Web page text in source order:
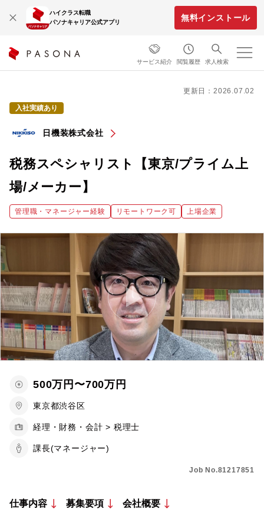
ハイクラス転職
パソナキャリア公式アプリ
無料インストール
サービス紹介 閲覧履歴 求人検索
更新日：2026.07.02
入社実績あり
日機装株式会社
税務スペシャリスト【東京/プライム上
場/メーカー】
管理職・マネージャー経験 リモートワーク可 上場企業
500万円〜700万円
東京都渋谷区
経理・財務・会計 > 税理士
課長(マネージャー)
Job No.81217851
仕事内容 募集要項 会社概要